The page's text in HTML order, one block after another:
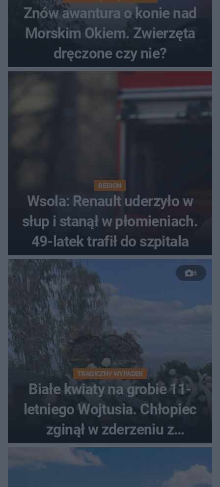
Znów awantura o konie nad
Morskim Okiem. Zwierzęta
dręczone czy nie?
REGION
Wsola: Renault uderzyło w
słup i stanął w płomieniach.
49-latek trafił do szpitala
6
TRAGICZNY WYPADEK
Białe kwiaty na grobie 11-
letniego Wojtusia. Chłopiec
zginął w zderzeniu z
kombajnem